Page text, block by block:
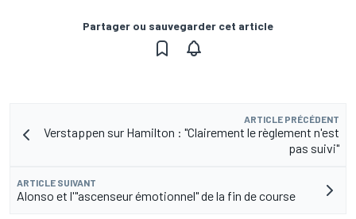
Partager ou sauvegarder cet article
ARTICLE PRÉCÉDENT
Verstappen sur Hamilton : "Clairement le règlement n'est
pas suivi"
ARTICLE SUIVANT
Alonso et l'"ascenseur émotionnel" de la fin de course